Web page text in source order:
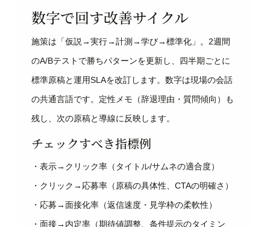
数字で回す改善サイクル
施策は「仮説→実行→計測→学び→標準化」。2週間
のA/Bテストで勝ちパターンを更新し、四半期ごとに
標準原稿と運用SLAを改訂します。数字は現場の会話
の共通言語です。定性メモ（辞退理由・質問傾向）も
残し、次の原稿と導線に反映します。
チェックすべき指標例
・表示→クリック率（タイトル/サムネの適合度）
・クリック→応募率（原稿の具体性、CTAの明確さ）
・応募→面接化率（返信速度・見学枠の柔軟性）
・面接→内定率（期待値調整、条件提示のタイミン